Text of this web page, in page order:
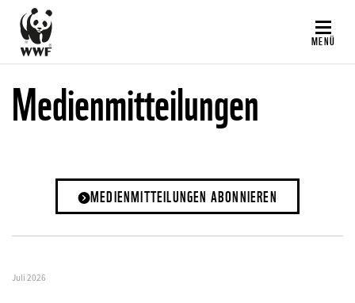
Direkt
zum
Inhalt
MENÜ
Medienmitteilungen
MEDIENMITTEILUNGEN ABONNIEREN
Juli 2026